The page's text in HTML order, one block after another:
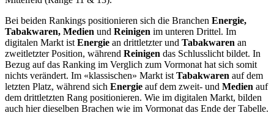
Bei beiden Rankings positionieren sich die Branchen Energie,
Tabakwaren, Medien und Reinigen im unteren Drittel. Im
digitalen Markt ist Energie an drittletzter und Tabakwaren an
zweitletzter Position, während Reinigen das Schlusslicht bildet. In
Bezug auf das Ranking im Verglich zum Vormonat hat sich somit
nichts verändert. Im «klassischen» Markt ist Tabakwaren auf dem
letzten Platz, während sich Energie auf dem zweit- und Medien auf
dem drittletzten Rang positionieren. Wie im digitalen Markt, bilden
auch hier dieselben Brachen wie im Vormonat das Ende der Tabelle.